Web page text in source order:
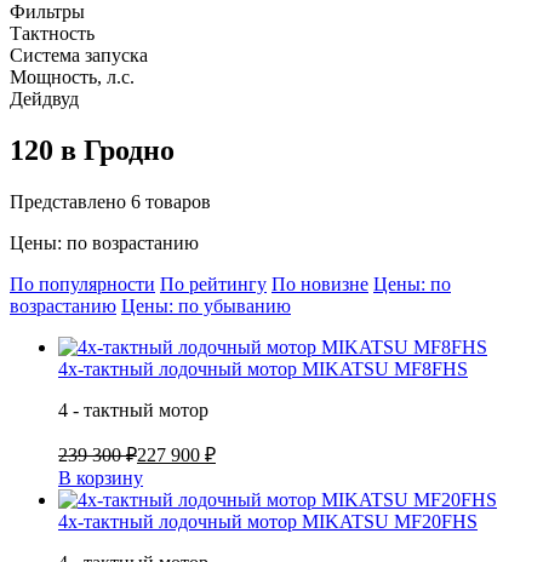
Фильтры
Тактность
Система запуска
Мощность, л.с.
Дейдвуд
120 в Гродно
Представлено 6 товаров
Цены: по возрастанию
По популярности По рейтингу По новизне Цены: по
возрастанию Цены: по убыванию
4х-тактный лодочный мотор MIKATSU MF8FHS
4 - тактный мотор
239 300 ₽227 900 ₽
В корзину
4х-тактный лодочный мотор MIKATSU MF20FHS